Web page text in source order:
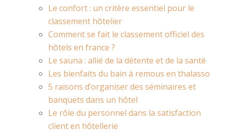
Le confort : un critère essentiel pour le
classement hôtelier
Comment se fait le classement officiel des
hôtels en france ?
Le sauna : allié de la détente et de la santé
Les bienfaits du bain à remous en thalasso
5 raisons d’organiser des séminaires et
banquets dans un hôtel
Le rôle du personnel dans la satisfaction
client en hôtellerie